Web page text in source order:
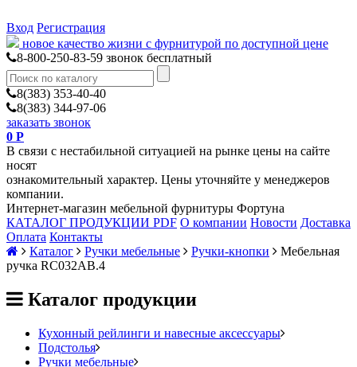
Вход Регистрация
новое качество жизни с фурнитурой по доступной цене
8-800-250-83-59 звонок бесплатный
8(383) 353-40-40
8(383) 344-97-06
заказать звонок
0 Р
В связи с нестабильной ситуацией на рынке цены на сайте
носят
ознакомительный характер. Цены уточняйте у менеджеров
компании.
Интернет-магазин мебельной фурнитуры Фортуна
КАТАЛОГ ПРОДУКЦИИ PDF О компании Новости Доставка
Оплата Контакты
Каталог
Ручки мебельные Ручки-кнопки
Мебельная
ручка RC032AB.4
Каталог продукции
Кухонный рейлинги и навесные аксессуары
Подстолья
Ручки мебельные